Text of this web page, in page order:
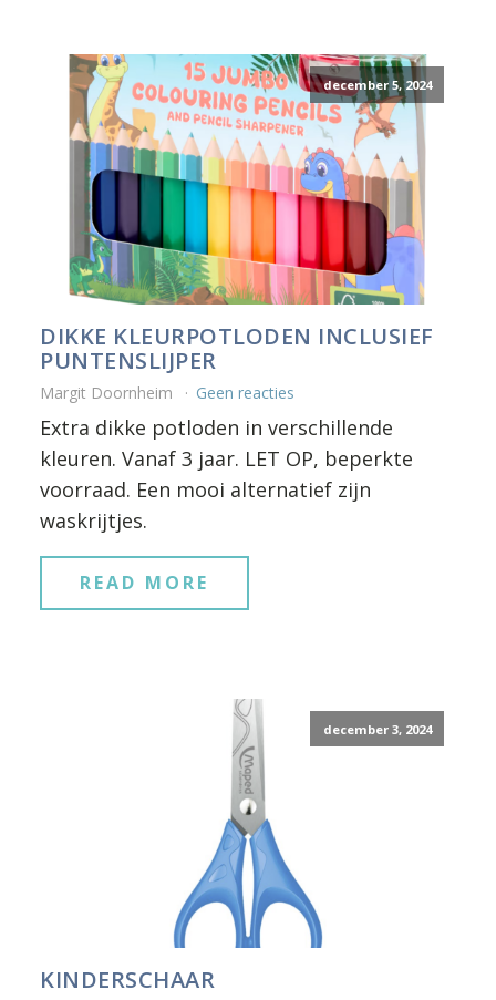
december 5, 2024
DIKKE KLEURPOTLODEN INCLUSIEF
PUNTENSLIJPER
Margit Doornheim Geen reacties
Extra dikke potloden in verschillende
kleuren. Vanaf 3 jaar. LET OP, beperkte
voorraad. Een mooi alternatief zijn
waskrijtjes.
READ MORE
december 3, 2024
KINDERSCHAAR